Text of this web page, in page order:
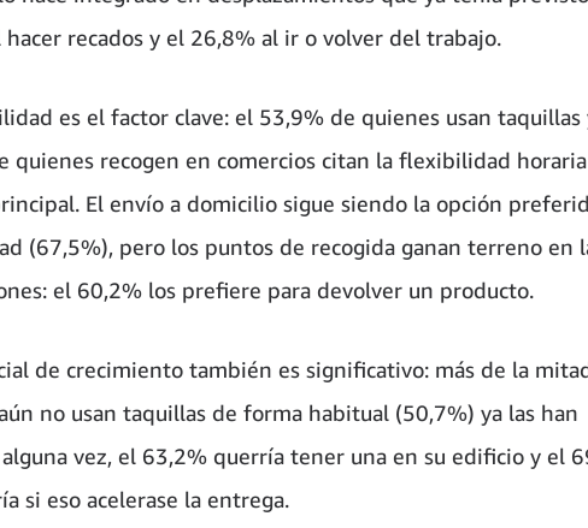
hacer recados y el 26,8% al ir o volver del trabajo.
es el factor clave: el 53,9% de quienes usan taquillas
quienes recogen en comercios citan la flexibilidad
El envío a domicilio sigue siendo la opción
(67,5%), pero los puntos de recogida ganan terreno en
el 60,2% los prefiere para devolver un producto.
de crecimiento también es significativo: más de la
no usan taquillas de forma habitual (50,7%) ya las han
vez, el 63,2% querría tener una en su edificio y el
si eso acelerase la entrega.